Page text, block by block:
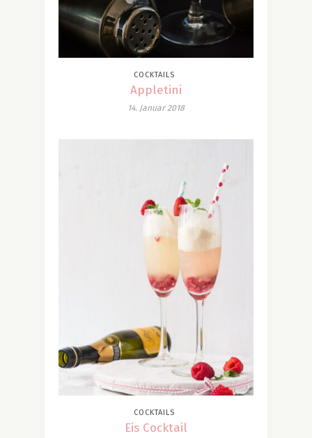
COCKTAILS
Appletini
14. Januar 2018
COCKTAILS
Eis Cocktail